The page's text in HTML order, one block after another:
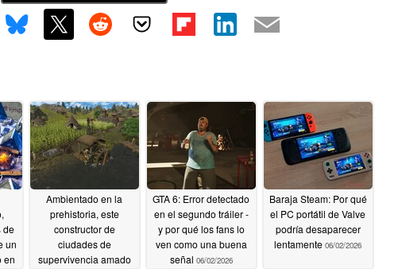
de
un
en
Ambientado en la
prehistoria, este
constructor de
ciudades de
supervivencia amado
GTA 6: Error detectado
en el segundo tráiler -
y por qué los fans lo
ven como una buena
señal 06/02/2026
Baraja Steam: Por qué
el PC portátil de Valve
podría desaparecer
lentamente 06/02/2026